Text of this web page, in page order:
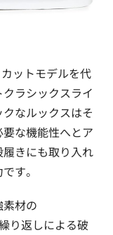
ットモデルを代
ラシックスライ
なルックスはそ
な機能性へとア
きにも取り入れ
す。
材の
り返しによる破